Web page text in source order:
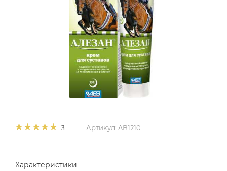
3 Артикул: AB1210
Характеристики